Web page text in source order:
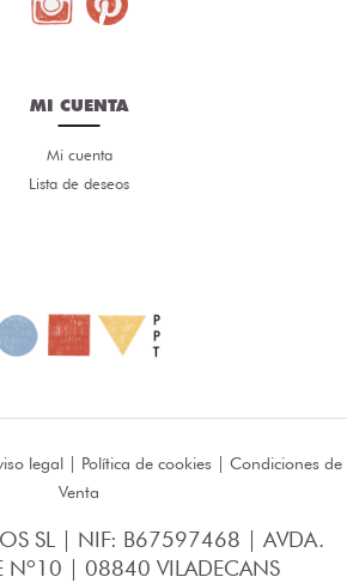
MI CUENTA
Mi cuenta
Lista de deseos
legal| Política de cookies | Condiciones de
Venta
SL | NIF: B67597468 | AVDA.
Nº10 | 08840 VILADECANS